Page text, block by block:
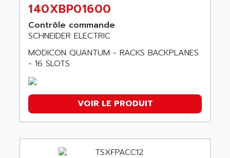
140XBP01600
Contrôle commande
SCHNEIDER ELECTRIC
MODICON QUANTUM - RACKS BACKPLANES
- 16 SLOTS
VOIR LE PRODUIT